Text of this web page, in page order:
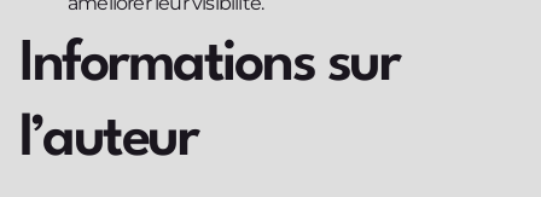
Informations sur
l’auteur